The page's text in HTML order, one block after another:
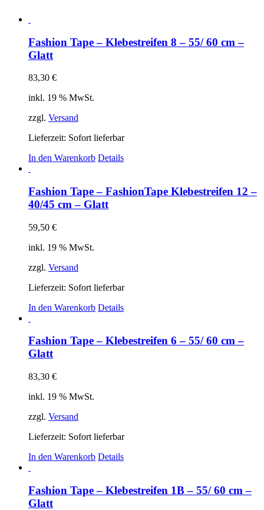
Fashion Tape – Klebestreifen 8 – 55/ 60 cm –
Glatt
83,30 €
inkl. 19 % MwSt.
zzgl. Versand
Lieferzeit: Sofort lieferbar
In den Warenkorb Details
Fashion Tape – FashionTape Klebestreifen 12 –
40/45 cm – Glatt
59,50 €
inkl. 19 % MwSt.
zzgl. Versand
Lieferzeit: Sofort lieferbar
In den Warenkorb Details
Fashion Tape – Klebestreifen 6 – 55/ 60 cm –
Glatt
83,30 €
inkl. 19 % MwSt.
zzgl. Versand
Lieferzeit: Sofort lieferbar
In den Warenkorb Details
Fashion Tape – Klebestreifen 1B – 55/ 60 cm –
Glatt